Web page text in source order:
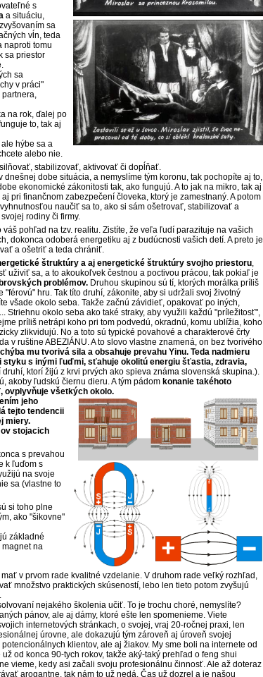
s
a situáciu,
sa
vĺn, teda
naproti tomu
sa priestor
sa
v práci"
na rok, ďalej po
to, tak aj
hýbe sa a
alebo nie.
stabilizovať, aktivovať či dopĺňať.
dnešnej dobe situácia, a nemyslíme tým koronu, tak pochopíte aj to,
ekonomické zákonitosti tak, ako fungujú. A to jak na mikro, tak aj
pri finančnom zabezpečení človeka, ktorý je zamestnaný. A potom
naučiť sa to, ako si sám ošetrovať, stabilizovať a
rodiny či firmy.
pohľad na tzv. realitu. Zistíte, že veľa ľudí parazituje na vašich
dokonca odoberá energetiku aj z budúcnosti vašich detí. A preto je
a ošetriť a teda chrániť.
štruktúry a aj energetické štruktúry svojho priestoru,
uživiť sa, a to akoukoľvek čestnou a poctivou prácou, tak pokiaľ je
problémov. Druhou skupinou sú tí, ktorých morálka príliš
hru. Tak títo druhí, zákonite, aby si udržali svoj životný
všade okolo seba. Takže začnú závidieť, opakovať po iných,
okolo seba ako také straky, aby využili každú "príležitosť",
príliš netrápi koho pri tom podvedú, okradnú, komu ublížia, koho
zlikvidujú. No a toto sú typické povahové a charakterové črty
v ruštine ABEZIÁNU. A to slovo vlastne znamená, on bez tvorivého
mu tvorivá sila a obsahuje prevahu Yinu. Teda nadmieru
styku s inými ľuďmi, sťahuje okolitú energiu šťastia, zdravia,
druhí, ktorí žijú z krvi prvých ako spieva známa slovenská skupina.).
akoby ľudskú čiernu dieru. A tým pádom konanie takéhoto
ovplyvňuje všetkých okolo.
jeho
tejto tendencii
miery.
stojacich
s prevahou
k ľuďom s
na svoje
sa (vlastne to
si toho plne
ako "šikovne"
základné
na
v prvom rade kvalitné vzdelanie. V druhom rade veľký rozhľad,
množstvo praktických skúseností, lebo len tieto potom zvyšujú
nejakého školenia učiť. To je trochu choré, nemyslíte?
pánov, ale aj dámy, ktoré ešte len spomenieme. Viete
internetových stránkach, o svojej, vraj 20-ročnej praxi, len
úrovne, ale dokazujú tým zároveň aj úroveň svojej
klientov, ale aj žiakov. My sme boli na internete od
od konca 90-tych rokov, takže aký-taký prehľad o feng shui
vieme, kedy asi začali svoju profesionálnu činnosť. Ale až doteraz
arogantne, tak nám to už nedá. Čas už dozrel a je našou